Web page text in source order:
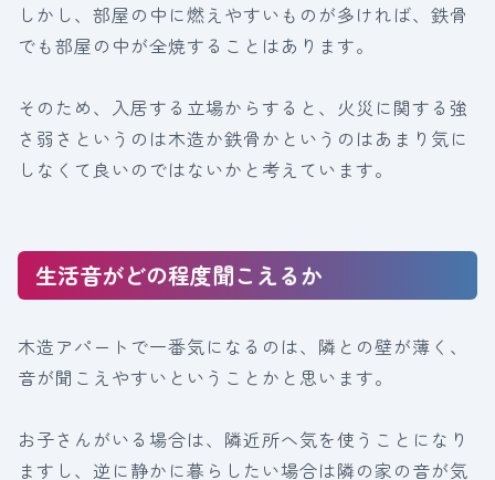
しかし、部屋の中に燃えやすいものが多ければ、鉄骨
でも部屋の中が全焼することはあります。
そのため、入居する立場からすると、火災に関する強
さ弱さというのは木造か鉄骨かというのはあまり気に
しなくて良いのではないかと考えています。
生活音がどの程度聞こえるか
木造アパートで一番気になるのは、隣との壁が薄く、
音が聞こえやすいということかと思います。
お子さんがいる場合は、隣近所へ気を使うことになり
ますし、逆に静かに暮らしたい場合は隣の家の音が気